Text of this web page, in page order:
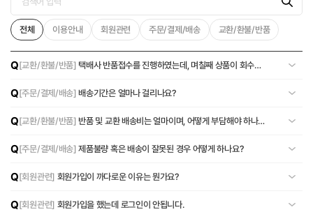
전체 이용안내 회원관련 주문/결제/배송 교환/환불/반품
Q[교환/환불/반품] 택배사 반품접수를 진행하였는데, 며칠째 상품이 회수되
Q[주문/결제/배송] 배송기간은 얼마나 걸리나요?
Q[교환/환불/반품] 반품 및 교환 배송비는 얼마이며, 어떻게 부담해야 하나
Q[주문/결제/배송] 제품불량 혹은 배송이 잘못된 경우 어떻게 하나요?
Q[회원관련] 회원가입이 까다로운 이유는 뭔가요?
Q[회원관련] 회원가입을 했는데 로그인이 안됩니다.